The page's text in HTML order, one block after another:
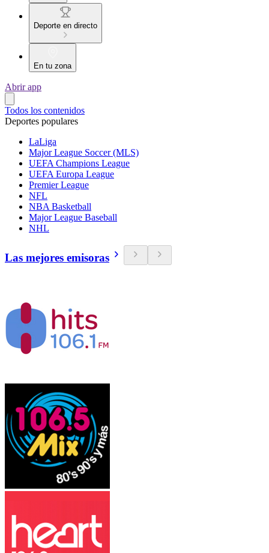
Deporte en directo
En tu zona
Abrir app
Todos los contenidos
Deportes populares
LaLiga
Major League Soccer (MLS)
UEFA Champions League
UEFA Europa League
Premier League
NFL
NBA Basketball
Major League Baseball
NHL
Las mejores emisoras